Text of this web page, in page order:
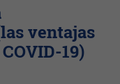
ventajas
19)